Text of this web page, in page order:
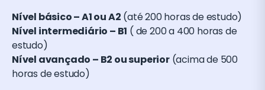
Nível básico – A1 ou A2 (até 200 horas de estudo)
Nível intermediário – B1 ( de 200 a 400 horas de
estudo)
Nível avançado – B2 ou superior(acima de 500
horas de estudo)